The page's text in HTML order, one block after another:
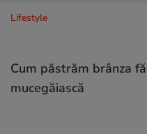
Lifestyle
Cum păstrăm brânza
mucegăiască